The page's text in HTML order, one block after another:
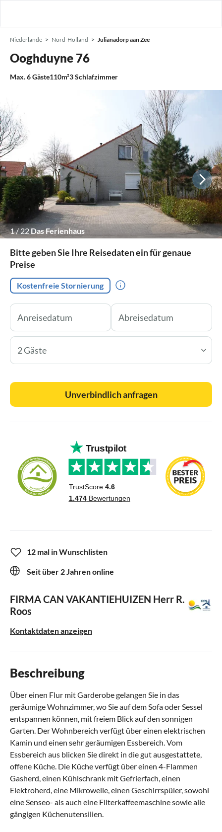
Niederlande Nord-Holland Julianadorp aan Zee
Ooghduyne 76
Max.6Gäste110m²3Schlafzimmer
1/22 Das Ferienhaus
Bitte geben Sie Ihre Reisedaten ein für genaue
Preise
Kostenfreie Stornierung
2 Gäste
Unverbindlich anfragen
12 mal in Wunschlisten
Seit über 2 Jahren online
FIRMA CAN VAKANTIEHUIZEN Herr R.
Roos
Kontaktdaten anzeigen
Beschreibung
Über einen Flur mit Garderobe gelangen Sie in das
geräumige Wohnzimmer, wo Sie auf dem Sofa oder Sessel
entspannen können, mit freiem Blick auf den sonnigen
Garten. Der Wohnbereich verfügt über einen elektrischen
Kamin und einen sehr geräumigen Essbereich. Vom
Essbereich aus blicken Sie direkt in die gut ausgestattete,
offene Küche. Die Küche verfügt über einen 4-Flammen
Gasherd, einen Kühlschrank mit Gefrierfach, einen
Elektroherd, eine Mikrowelle, einen Geschirrspüler, sowohl
eine Senseo- als auch eine Filterkaffeemaschine sowie alle
gängigen Küchenutensilien.